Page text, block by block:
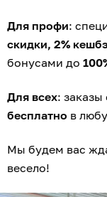
Для профи:
скидки, 2%
бонусами до
Для всех:
бесплатно в
Мы будем вас
весело!